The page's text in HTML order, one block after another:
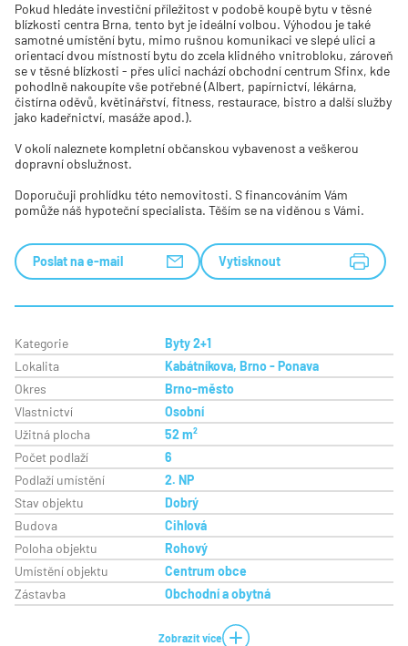
Pokud hledáte investiční příležitost v podobě koupě bytu v těsné
blízkosti centra Brna, tento byt je ideální volbou. Výhodou je také
samotné umístění bytu, mimo rušnou komunikaci ve slepé ulici a
orientací dvou místností bytu do zcela klidného vnitrobloku, zároveň
se v těsné blízkosti - přes ulici nachází obchodní centrum Sfinx, kde
pohodlně nakoupíte vše potřebné (Albert, papírnictví, lékárna,
čistírna oděvů, květinářství, fitness, restaurace, bistro a další služby
jako kadeřnictví, masáže apod.).
V okolí naleznete kompletní občanskou vybavenost a veškerou
dopravní obslužnost.
Doporučuji prohlídku této nemovitosti. S financováním Vám
pomůže náš hypoteční specialista. Těším se na viděnou s Vámi.
Poslat na e-mail Vytisknout
Kategorie
Byty 2+1
Lokalita
Kabátníkova, Brno - Ponava
Okres
Brno-město
Vlastnictví
Osobní
Užitná plocha
52 m²
Počet podlaží
6
Podlaží umístění
2. NP
Stav objektu
Dobrý
Budova
Cihlová
Poloha objektu
Rohový
Umístění objektu
Centrum obce
Zástavba
Obchodní a obytná
Zobrazit více